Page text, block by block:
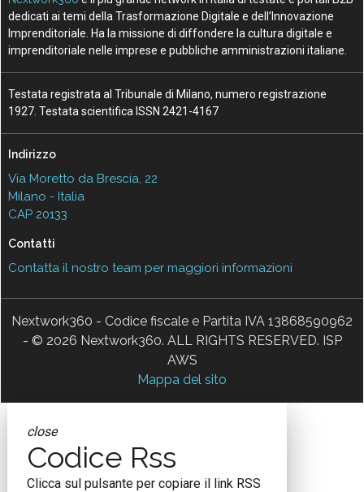
dedicati ai temi della Trasformazione Digitale e dell’Innovazione
Imprenditoriale. Ha la missione di diffondere la cultura digitale e
imprenditoriale nelle imprese e pubbliche amministrazioni italiane.
Testata registrata al Tribunale di Milano, numero registrazione
1927. Testata scientifica ISSN 2421-4167
Indirizzo
Via Moretto da Brescia, 22
Milano - Italia
CAP 20133
Contatti
Contatta il nostro team per maggiori informazioni
Nextwork360 - Codice fiscale e Partita IVA 13868590962
- © 2026 Nextwork360. ALL RIGHTS RESERVED. ISP
AWS
Mappa del sito
close
Codice Rss
Clicca sul pulsante per copiare il link RSS